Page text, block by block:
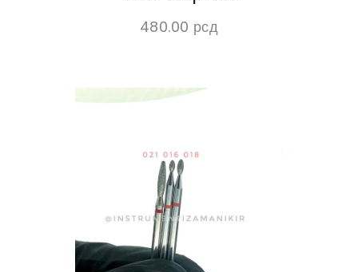
480.00 рсд